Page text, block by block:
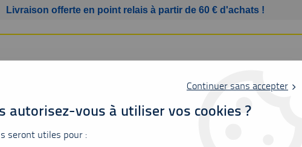
Livraison offerte en point relais à partir de 60 € d'achats !
Continuer sans accepter
autorisez-vous à utiliser vos cookies ?
seront utiles pour :